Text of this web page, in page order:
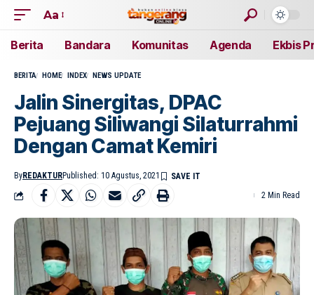
Aa
Berita Bandara Komunitas Agenda Ekbis
BERITA HOME INDEX NEWS UPDATE
Jalin Sinergitas, DPAC
Pejuang Siliwangi Silaturrahmi
Dengan Camat Kemiri
ByREDAKTURPublished: 10 Agustus, 2021
2 Min Read